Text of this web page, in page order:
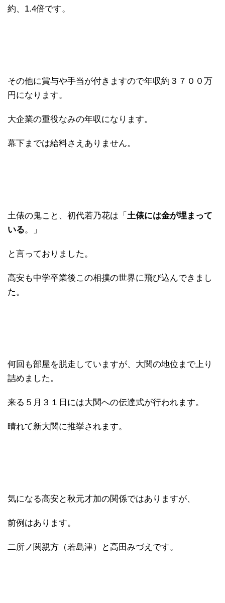
約、1.4倍です。
その他に賞与や手当が付きますので年収約３７００万
円になります。
大企業の重役なみの年収になります。
幕下までは給料さえありません。
土俵の鬼こと、初代若乃花は「 土俵には金が埋まって
いる。」
と言っておりました。
高安も中学卒業後この相撲の世界に飛び込んできまし
た。
何回も部屋を脱走していますが、大関の地位まで上り
詰めました。
来る５月３１日には大関への伝達式が行われます。
晴れて新大関に推挙されます。
気になる高安と秋元才加の関係ではありますが、
前例はあります。
二所ノ関親方（若島津）と高田みづえです。